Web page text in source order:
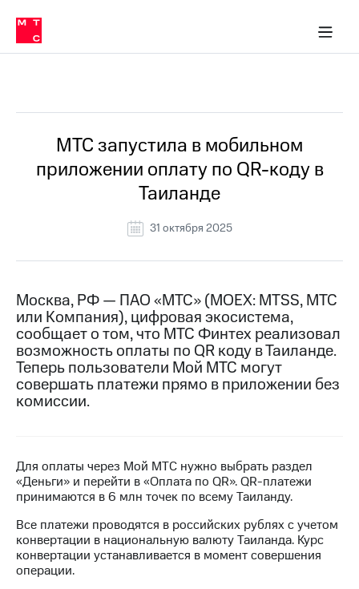
Медиа-центр
и акционерам
Устойчивое развитие
Комплаенс и деловая этика
компании
Карьера
История
компании
информация
Контакты
Медиа-центр
Пресс-
релизы
МТС
о технологиях
Интервью
Финансовая
Контакты
Пригласить
в МТС
Пресс-
релизы
о технологиях
МТС запустила в мобильном
приложении оплату по QR-коду в
Таиланде
31 октября 2025
Москва, РФ — ПАО «МТС» (MOEX: MTSS, МТС
или Компания), цифровая экосистема,
сообщает о том, что МТС Финтех реализовал
возможность оплаты по QR коду в Таиланде.
Теперь пользователи Мой МТС могут
совершать платежи прямо в приложении без
комиссии.
Для оплаты через Мой МТС нужно выбрать раздел
«Деньги» и перейти в «Оплата по QR». QR-платежи
принимаются в 6 млн точек по всему Таиланду.
Все платежи проводятся в российских рублях с учетом
конвертации в национальную валюту Таиланда. Курс
конвертации устанавливается в момент совершения
операции.